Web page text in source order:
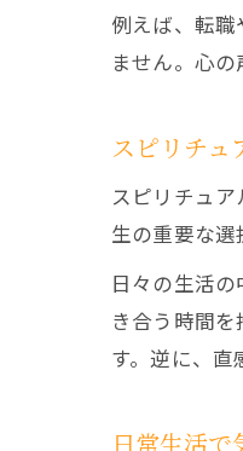
例えば、転
ません。心
スピリチュ
スピリチュ
生の重要な選
日々の生活
き合う時間
す。逆に、直
日常生活